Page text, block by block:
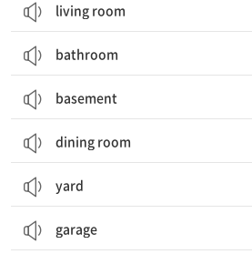
living room
bathroom
basement
dining room
yard
garage